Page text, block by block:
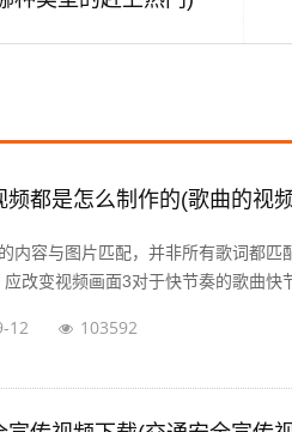
频都是怎么制作的(歌曲的视
内容与图片匹配，并非所有歌词都
改变视频画面3对于快节奏的歌曲快
12 103592